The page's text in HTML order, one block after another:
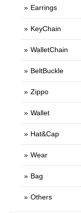
Earrings
KeyChain
WalletChain
BeltBuckle
Zippo
Wallet
Hat&Cap
Wear
Bag
Others